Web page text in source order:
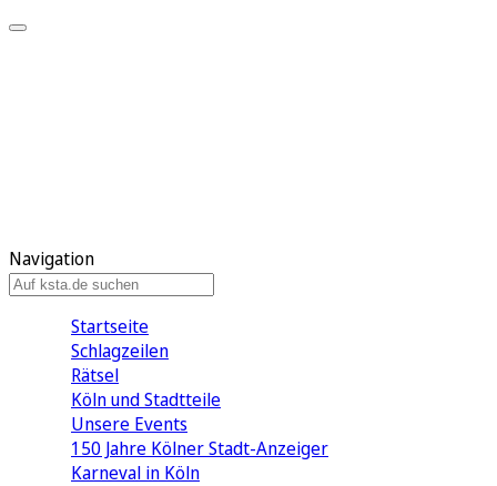
Navigation
Startseite
Schlagzeilen
Rätsel
Köln und Stadtteile
Unsere Events
150 Jahre Kölner Stadt-Anzeiger
Karneval in Köln